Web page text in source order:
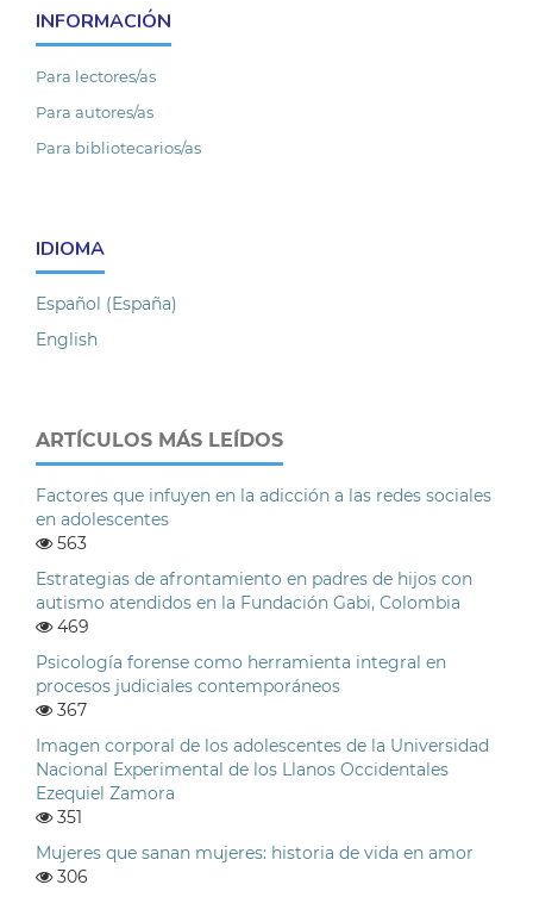
INFORMACIÓN
Para lectores/as
Para autores/as
Para bibliotecarios/as
IDIOMA
Español (España)
English
ARTÍCULOS MÁS LEÍDOS
Factores que infuyen en la adicción a las redes sociales
en adolescentes
563
Estrategias de afrontamiento en padres de hijos con
autismo atendidos en la Fundación Gabi, Colombia
469
Psicología forense como herramienta integral en
procesos judiciales contemporáneos
367
Imagen corporal de los adolescentes de la Universidad
Nacional Experimental de los Llanos Occidentales
Ezequiel Zamora
351
Mujeres que sanan mujeres: historia de vida en amor
306